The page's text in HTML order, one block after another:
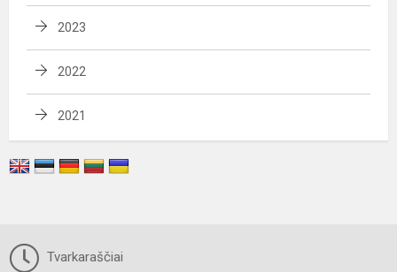
2023
2022
2021
Tvarkaraščiai